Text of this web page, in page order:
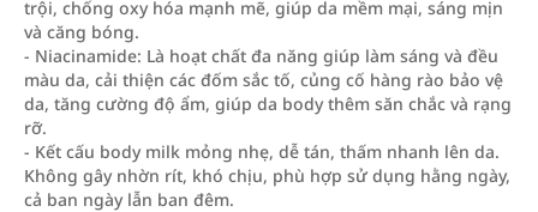
trội, chống oxy hóa mạnh mẽ, giúp da mềm mại, sáng mịn
và căng bóng.
- Niacinamide: Là hoạt chất đa năng giúp làm sáng và đều
màu da, cải thiện các đốm sắc tố, củng cố hàng rào bảo vệ
da, tăng cường độ ẩm, giúp da body thêm săn chắc và rạng
rỡ.
- Kết cấu body milk mỏng nhẹ, dễ tán, thấm nhanh lên da.
Không gây nhờn rít, khó chịu, phù hợp sử dụng hằng ngày,
cả ban ngày lẫn ban đêm.